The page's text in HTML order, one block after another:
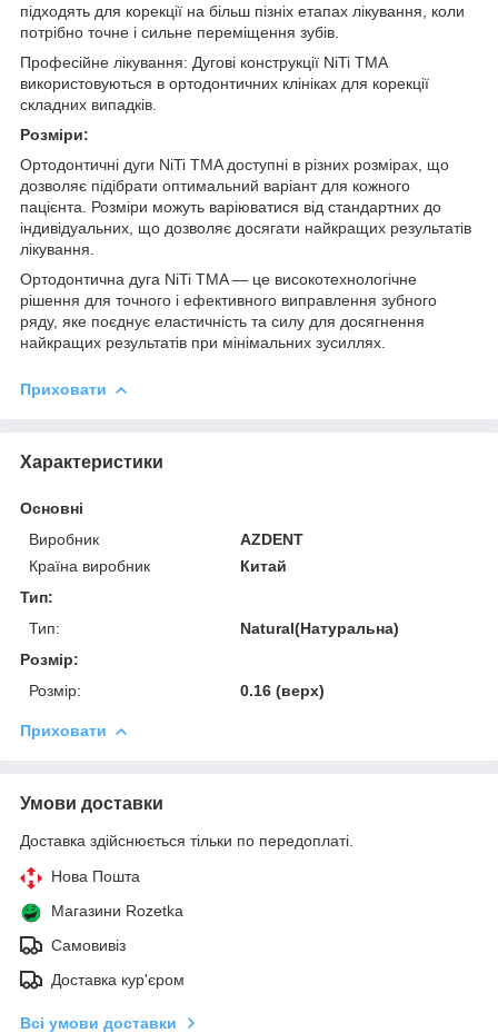
підходять для корекції на більш пізніх етапах лікування, коли
потрібно точне і сильне переміщення зубів.
Професійне лікування: Дугові конструкції NiTi TMA
використовуються в ортодонтичних клініках для корекції
складних випадків.
Розміри:
Ортодонтичні дуги NiTi TMA доступні в різних розмірах, що
дозволяє підібрати оптимальний варіант для кожного
пацієнта. Розміри можуть варіюватися від стандартних до
індивідуальних, що дозволяє досягати найкращих результатів
лікування.
Ортодонтична дуга NiTi TMA — це високотехнологічне
рішення для точного і ефективного виправлення зубного
ряду, яке поєднує еластичність та силу для досягнення
найкращих результатів при мінімальних зусиллях.
Приховати
Характеристики
Основні
Виробник
AZDENT
Країна виробник
Китай
Тип:
Тип:
Natural(Натуральна)
Розмір:
Розмір:
0.16 (верх)
Приховати
Умови доставки
Доставка здійснюється тільки по передоплаті.
Нова Пошта
Магазини Rozetka
Самовивіз
Доставка кур'єром
Всі умови доставки